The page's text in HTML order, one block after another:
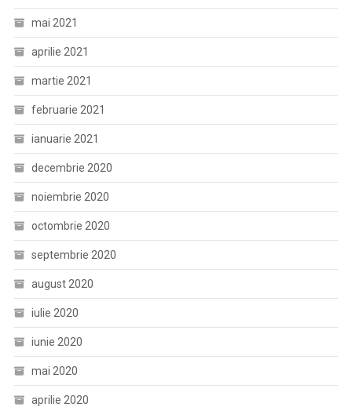
mai 2021
aprilie 2021
martie 2021
februarie 2021
ianuarie 2021
decembrie 2020
noiembrie 2020
octombrie 2020
septembrie 2020
august 2020
iulie 2020
iunie 2020
mai 2020
aprilie 2020